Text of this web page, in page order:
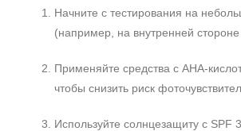
Начните с тестирования на
(например, на внутренней стороне
Применяйте средства с AHA-
чтобы снизить риск
Используйте солнцезащиту с SPF